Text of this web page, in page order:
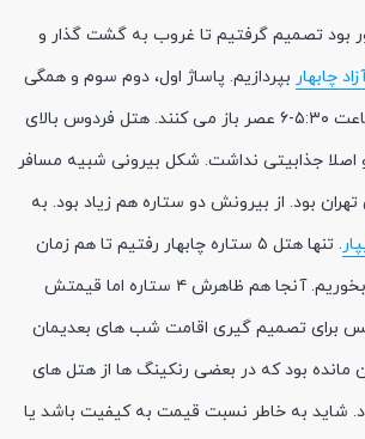
بود تصمیم گرفتیم تا غروب به گشت گذار و
چابهار بپردازیم. پاساژ اول، دوم سوم و همگی
تعطیل بودند. گفتند ساعت ۵:۳۰-۶ عصر باز می کنند. هتل فردوس بالای
و اصلا جذابیتی نداشت. شکل بیرونی شبیه مسافر
بود. از بیرونش دو ستاره هم زیاد بود. به
. تنها هتل ۵ ستاره چابهار رفتیم تا هم زمان
بگذرد و هم چیز خنکی بخوریم. آنجا هم ظاهرش ۴ ستاره اما قیمتش
بود. پس برای تصمیم گیری اقامت شب های بعدیمان
آذین مانده بود که در بعضی رنکینگ ها از هتل های
شاید به خاطر نسبت قیمت به کیفیت باشد یا